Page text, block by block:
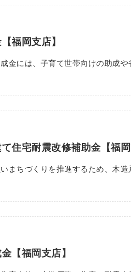
福岡支店】
金には、子育て世帯向けの助成
住宅耐震改修補助金【福岡
まちづくりを推進するため、木
【福岡支店】